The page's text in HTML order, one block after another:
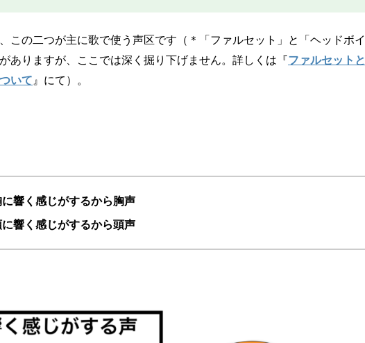
この二つが主に歌で使う声区です（＊「ファルセット」と「ヘッドボイ
ありますが、ここでは深く掘り下げません。詳しくは『ファルセットと
いて』にて）。
に響く感じがするから胸声
に響く感じがするから頭声